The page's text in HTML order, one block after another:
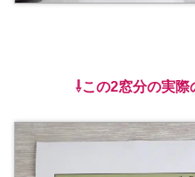
⇩この2窓分の実